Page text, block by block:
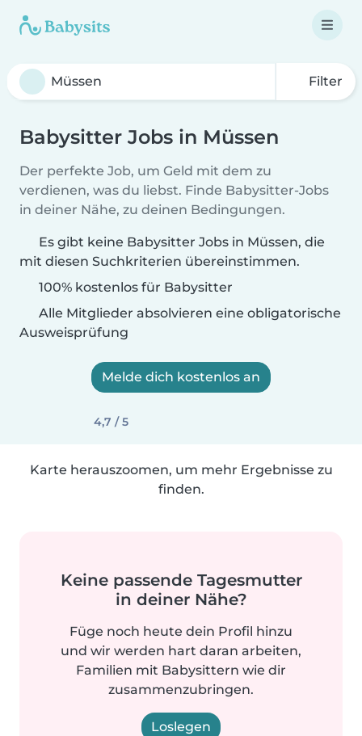
Filter
Babysitter Jobs in Müssen
Der perfekte Job, um Geld mit dem zu
verdienen, was du liebst. Finde Babysitter-Jobs
in deiner Nähe, zu deinen Bedingungen.
Es gibt keine Babysitter Jobs in Müssen, die
mit diesen Suchkriterien übereinstimmen.
100% kostenlos für Babysitter
Alle Mitglieder absolvieren eine obligatorische
Ausweisprüfung
Melde dich kostenlos an
4,7 / 5
Karte herauszoomen, um mehr Ergebnisse zu
finden.
Keine passende Tagesmutter
in deiner Nähe?
Füge noch heute dein Profil hinzu
und wir werden hart daran arbeiten,
Familien mit Babysittern wie dir
zusammenzubringen.
Loslegen